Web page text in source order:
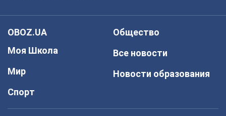
OBOZ.UA
Моя Школа
Мир
Спорт
Общество
Все новости
Новости образования